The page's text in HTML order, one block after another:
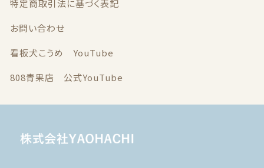
特定商取引法に基づく表記
お問い合わせ
看板犬こうめ YouTube
808青果店 公式YouTube